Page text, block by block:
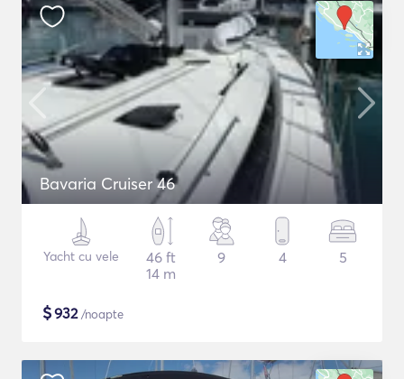
Bavaria Cruiser 46
Yacht cu vele
46 ft
14 m
9 4 5
$932/noapte